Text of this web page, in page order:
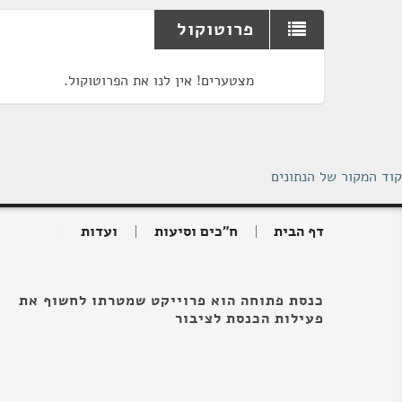
פרוטוקול
מצטערים! אין לנו את הפרוטוקול.
קוד המקור של הנתונים
דף הבית ח"כים וסיעות ועדות
כנסת פתוחה הוא פרוייקט שמטרתו לחשוף את
פעילות הכנסת לציבור